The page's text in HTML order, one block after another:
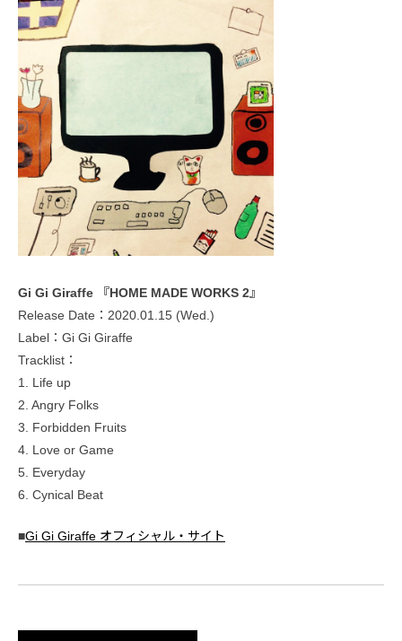
Gi Gi Giraffe 『HOME MADE WORKS 2』
Release Date：2020.01.15 (Wed.)
Label：Gi Gi Giraffe
Tracklist：
1. Life up
2. Angry Folks
3. Forbidden Fruits
4. Love or Game
5. Everyday
6. Cynical Beat
■Gi Gi Giraffe オフィシャル・サイト